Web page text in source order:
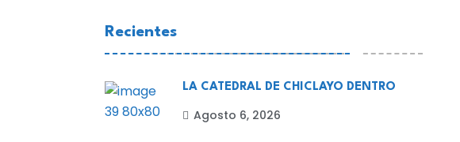
Recientes
LA CATEDRAL DE CHICLAYO DENTRO
Agosto 6, 2026